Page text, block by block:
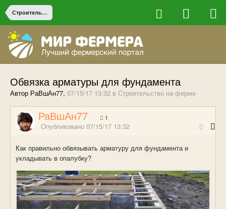
Строительство на ферме
Обвязка арматуры для фундамента
Автор РаВшАн77, 07/15/17 13:32 в Строительство на ферме
РаВшАн77 1
Опубликовано 07/15/17 13:32
Как правильно обвязывать арматуру для фундамента и
укладывать в опалубку?